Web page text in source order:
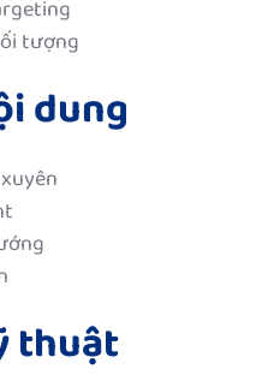
tượng
dung
thuật